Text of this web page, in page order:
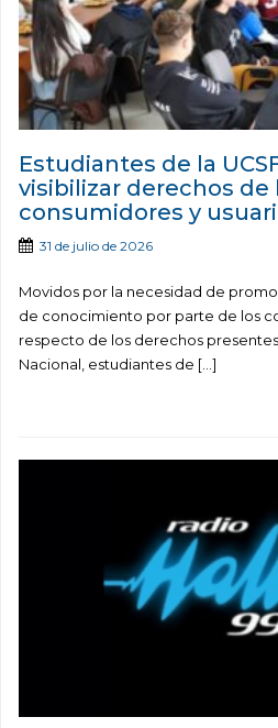
Estudiantes de la
visibilizar derechos de
consumidores y
31 de julio de 2026
Movidos por la necesidad de
de conocimiento por parte de los
respecto de los derechos
Nacional, estudiantes de [...]